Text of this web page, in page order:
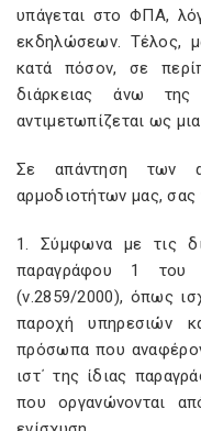
υπάγεται στο ΦΠΑ,
εκδηλώσεων. Τέλος,
κατά πόσον, σε
διάρκειας άνω
αντιμετωπίζεται ως
Σε απάντηση των
αρμοδιοτήτων μας, σας
1. Σύμφωνα με τις
παραγράφου 1
(ν.2859/2000), όπως
παροχή υπηρεσιών
πρόσωπα που
ιστ΄ της ίδιας
που οργανώνονται